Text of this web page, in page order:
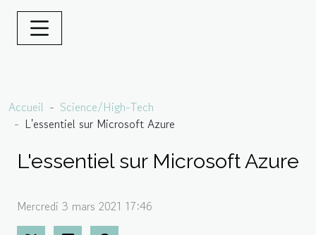
Accueil
Science/High-Tech
L'essentiel sur Microsoft Azure
L'essentiel sur Microsoft Azure
Mercredi 3 mars 2021 17:46